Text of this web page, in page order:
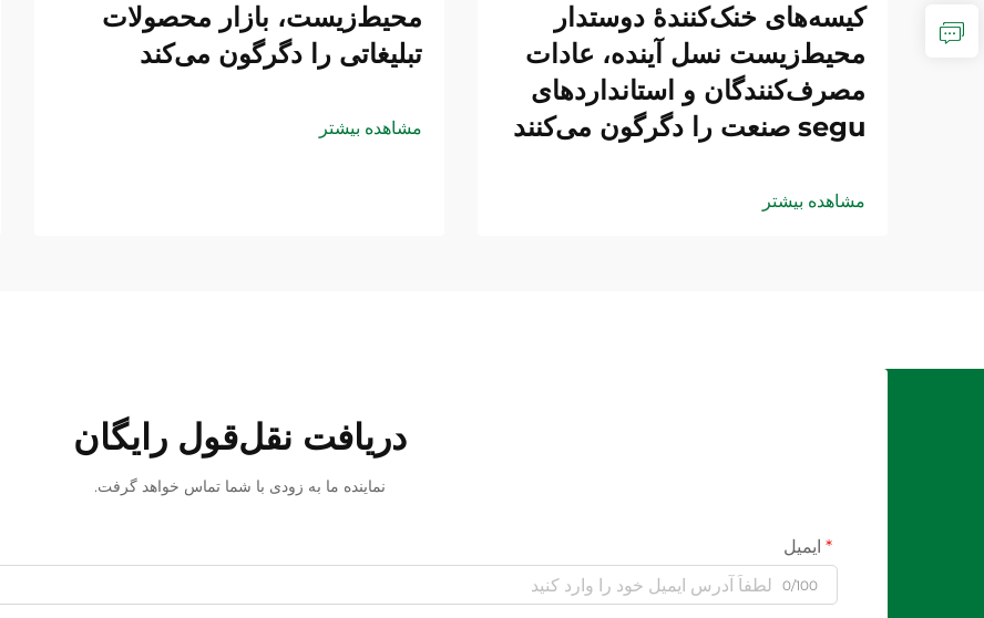
کیسه‌های خنک‌کنندهٔ دوستدار
محیط‌زیست نسل آینده، عادات
مصرف‌کنندگان و استانداردهای
segu صنعت را دگرگون می‌کنند
مشاهده بیشتر
محیط‌زیست، بازار محصولات
تبلیغاتی را دگرگون می‌کند
مشاهده بیشتر
دریافت نقل‌قول رایگان
نماینده ما به زودی با شما تماس خواهد گرفت.
ایمیل
0/100